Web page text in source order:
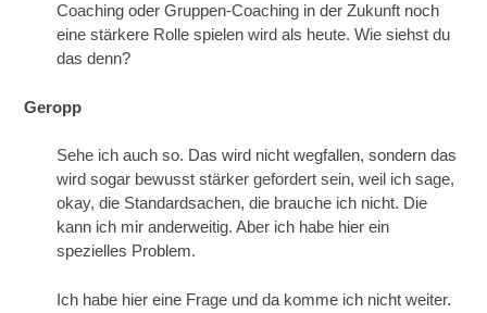
Coaching oder Gruppen-Coaching in der Zukunft noch
eine stärkere Rolle spielen wird als heute. Wie siehst du
das denn?
Geropp
Sehe ich auch so. Das wird nicht wegfallen, sondern das
wird sogar bewusst stärker gefordert sein, weil ich sage,
okay, die Standardsachen, die brauche ich nicht. Die
kann ich mir anderweitig. Aber ich habe hier ein
spezielles Problem.
Ich habe hier eine Frage und da komme ich nicht weiter.